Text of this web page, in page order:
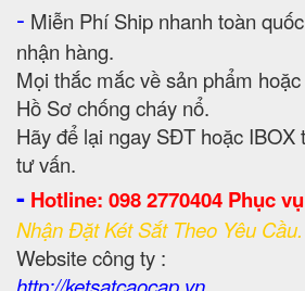
- Miễn Phí Ship nhanh toàn
nhận hàng.
Mọi thắc mắc về sản phẩm
Hồ Sơ chống cháy nổ.
Hãy để lại ngay SĐT hoặc IBOX
tư vấn.
- Hotline: 098 2770404 Phục
Nhận Đặt Két Sắt Theo Yêu Cầu.
Website công ty :